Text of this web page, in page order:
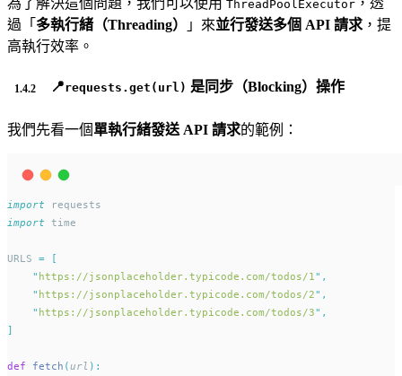
為了解決這個問題，我們可以使用 ThreadPoolExecutor ，透
過「 多執行緒（Threading） 」來並行發送多個 API 請求 ，提
高執行效率。
📍requests.get(url) 是同步（Blocking）操作
我們先看一個單執行緒發送 API 請求的範例：
import requests
import time
URLS =
[
" https://jsonplaceholder.typicode.com/todos/1 " ,
" https://jsonplaceholder.typicode.com/todos/2" ,
" https://jsonplaceholder.typicode.com/todos/3" ,
]
def fetch (url ):